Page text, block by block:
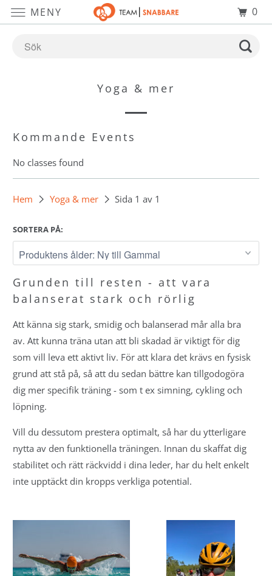
Yoga & mer
Kommande Events
No classes found
Hem Yoga & mer Sida 1 av 1
SORTERA PÅ:
Grunden till resten - att vara
balanserat stark och rörlig
Att känna sig stark, smidig och balanserad mår alla bra
av. Att kunna träna utan att bli skadad är viktigt för dig
som vill leva ett aktivt liv. För att klara det krävs en fysisk
grund att stå på, så att du sedan bättre kan tillgodogöra
dig mer specifik träning - som t ex simning, cykling och
löpning.
Vill du dessutom prestera optimalt, så har du ytterligare
nytta av den funktionella träningen. Innan du skaffat dig
stabilitet och rätt räckvidd i dina leder, har du helt enkelt
inte upptäckt din kropps verkliga potential.
MENY 0